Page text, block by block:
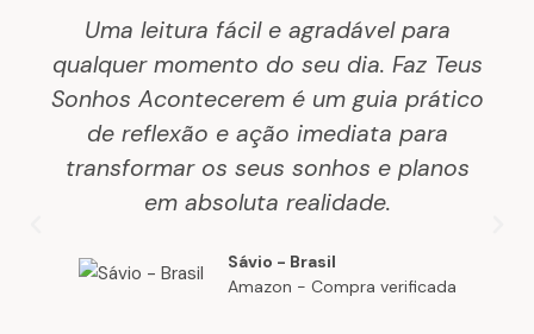
Uma leitura fácil e agradável para
qualquer momento do seu dia. Faz Teus
Sonhos Acontecerem é um guia prático
de reflexão e ação imediata para
transformar os seus sonhos e planos
em absoluta realidade.
Sávio - Brasil
Amazon - Compra verificada